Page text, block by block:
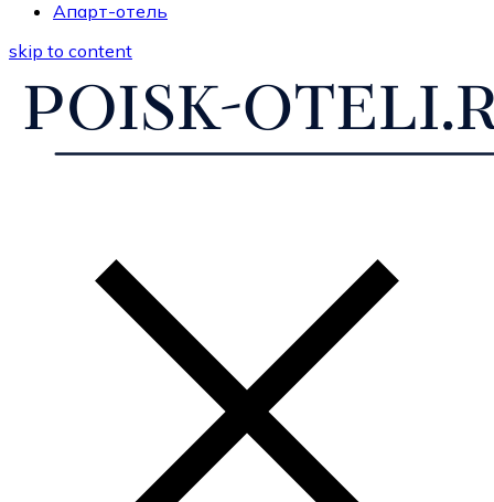
Апарт-отель
skip to content